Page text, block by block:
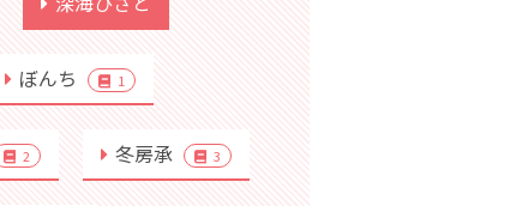
ぼんち 1
2 冬房承 3